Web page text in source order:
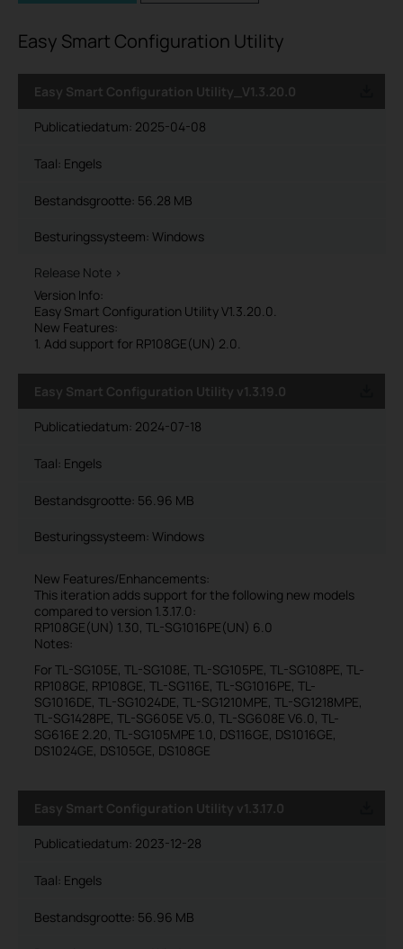
Easy Smart Configuration Utility
Easy Smart Configuration Utility_V1.3.20.0
Publicatiedatum: 2025-04-08
Taal: Engels
Bestandsgrootte: 56.28 MB
Besturingssysteem: Windows
Release Note >
Version Info:
Easy Smart Configuration Utility V1.3.20.0.
New Features:
1. Add support for RP108GE(UN) 2.0.
Easy Smart Configuration Utility v1.3.19.0
Publicatiedatum: 2024-07-18
Taal: Engels
Bestandsgrootte: 56.96 MB
Besturingssysteem: Windows
New Features/Enhancements:
This iteration adds support for the following new models
compared to version 1.3.17.0:
RP108GE(UN) 1.30, TL-SG1016PE(UN) 6.0
Notes:
For TL-SG105E, TL-SG108E, TL-SG105PE, TL-SG108PE, TL-
RP108GE, RP108GE, TL-SG116E, TL-SG1016PE, TL-
SG1016DE, TL-SG1024DE, TL-SG1210MPE, TL-SG1218MPE,
TL-SG1428PE, TL-SG605E V5.0, TL-SG608E V6.0, TL-
SG616E 2.20, TL-SG105MPE 1.0, DS116GE, DS1016GE,
DS1024GE, DS105GE, DS108GE
Easy Smart Configuration Utility v1.3.17.0
Publicatiedatum: 2023-12-28
Taal: Engels
Bestandsgrootte: 56.96 MB